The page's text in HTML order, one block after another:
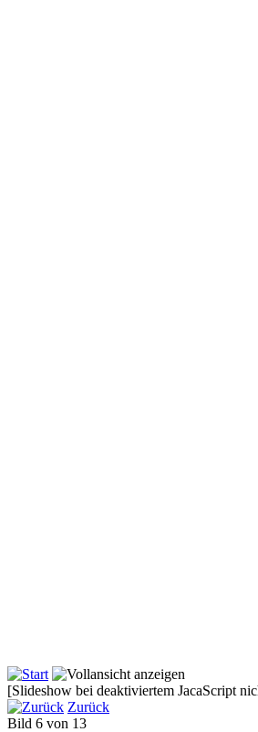
[Slideshow bei deaktiviertem JacaScript
Zurück
Bild 6 von 13